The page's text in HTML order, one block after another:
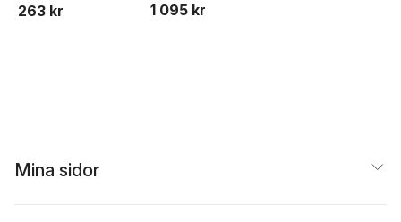
263 kr 1 095 kr
Mina sidor